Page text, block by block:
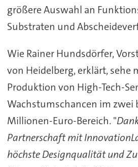
größere Auswahl an
Substraten und
Wie Rainer Hundsdörfer,
von Heidelberg, erklärt, sehe
Produktion von High-Tech-
Wachstumschancen im zwei
Millionen-Euro-Bereich. "
Partnerschaft mit
höchste Designqualität und